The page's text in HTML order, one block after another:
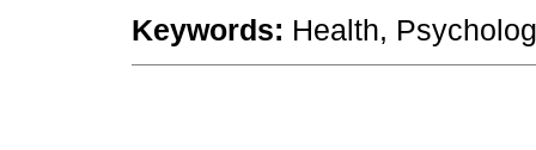
Keywords: Health,